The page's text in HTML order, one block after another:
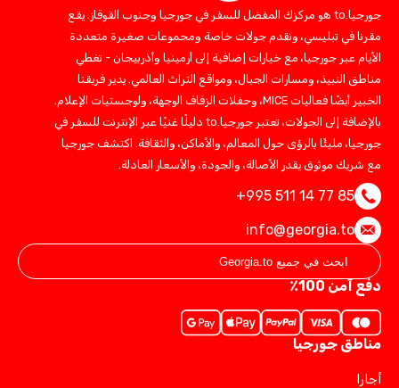
جورجيا.to هو مركزك المفضل للسفر في جورجيا وجنوب القوقاز. يقع
مقرنا في تبليسي، ونقدم جولات خاصة ومجموعات صغيرة متعددة
الأيام عبر جورجيا، مع خيارات إضافية إلى أرمينيا وأذربيجان - تغطي
مناطق النبيذ، ومسارات الجبال، ومواقع التراث العالمي. يدير فريقنا
الخبير أيضًا فعاليات MICE، وحفلات الزفاف الوجهة، ولوجستيات الإعلام.
بالإضافة إلى الجولات، تعتبر جورجيا.to دليلًا غنيًا عبر الإنترنت للسفر في
جورجيا، مليئًا بالرؤى حول المعالم، والأماكن، والثقافة. اكتشف جورجيا
مع شريك موثوق يقدر الأصالة، والجودة، والأسعار العادلة.
+995 511 14 77 85
info@georgia.to
دفع آمن 100٪
مناطق جورجيا
أجارا